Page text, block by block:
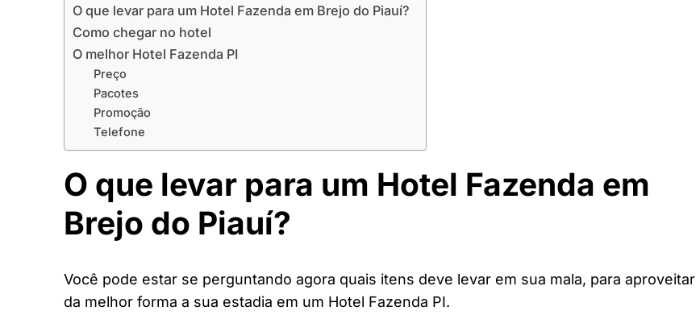
O que levar para um Hotel Fazenda em Brejo do Piauí?
Como chegar no hotel
O melhor Hotel Fazenda PI
Preço
Pacotes
Promoção
Telefone
O que levar para um Hotel Fazenda em
Brejo do Piauí?
Você pode estar se perguntando agora quais itens deve levar em sua mala, para aproveitar
da melhor forma a sua estadia em um Hotel Fazenda PI.